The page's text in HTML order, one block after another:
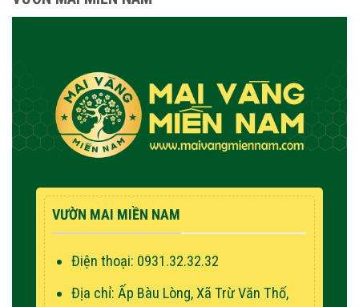
VƯỜN MAI MIỀN NAM
Điện thoại: 0931.32.32.32
Địa chỉ: Ấp Bàu Lòng, Xã Trừ Văn Thố,